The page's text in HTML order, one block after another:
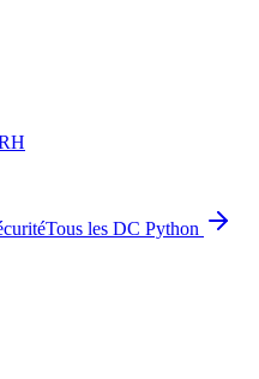
Tous les DC Python